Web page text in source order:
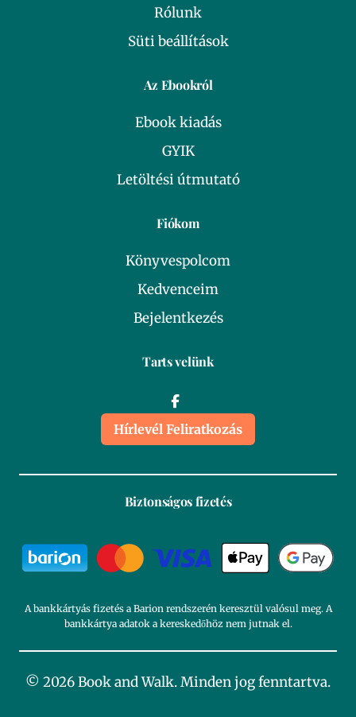
Rólunk
Süti beállítások
Az Ebookról
Ebook kiadás
GYIK
Letöltési útmutató
Fiókom
Könyvespolcom
Kedvenceim
Bejelentkezés
Tarts velünk
Hírlevél Feliratkozás
Biztonságos fizetés
A bankkártyás fizetés a Barion rendszerén keresztül valósul meg. A
bankkártya adatok a kereskedőhöz nem jutnak el.
© 2026 Book and Walk. Minden jog fenntartva.